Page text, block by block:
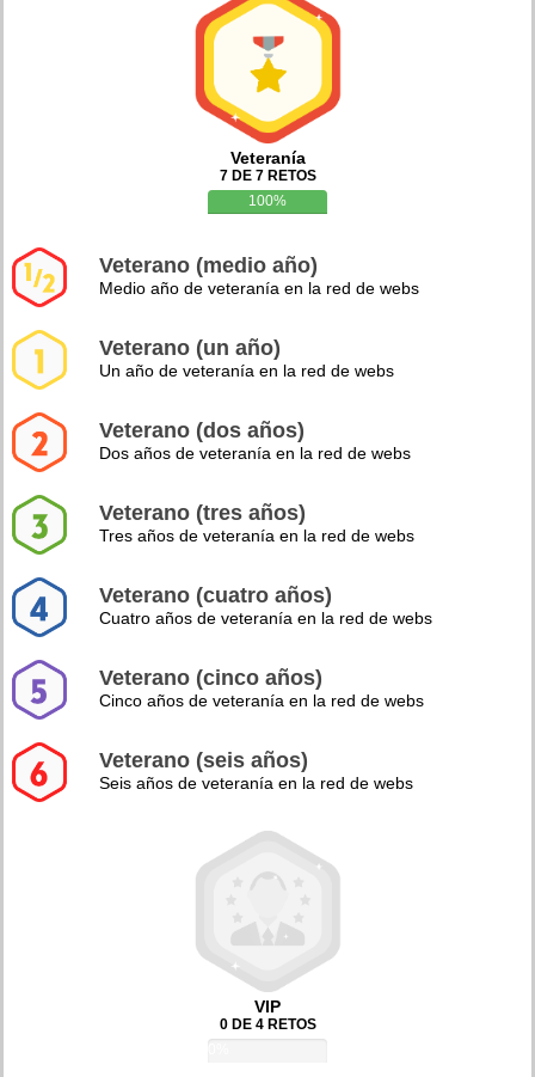
Veteranía
7 DE 7 RETOS
100%
Veterano (medio año)
Medio año de veteranía en la red de webs
Veterano (un año)
Un año de veteranía en la red de webs
Veterano (dos años)
Dos años de veteranía en la red de webs
Veterano (tres años)
Tres años de veteranía en la red de webs
Veterano (cuatro años)
Cuatro años de veteranía en la red de webs
Veterano (cinco años)
Cinco años de veteranía en la red de webs
Veterano (seis años)
Seis años de veteranía en la red de webs
VIP
0 DE 4 RETOS